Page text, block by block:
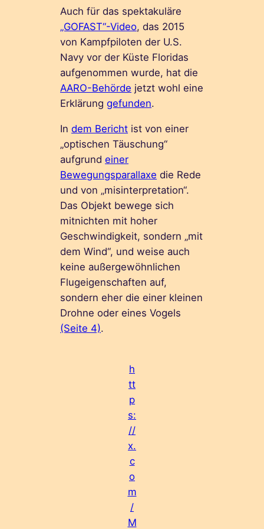
Auch für das spektakuläre
„GOFAST“-Video, das 2015
von Kampfpiloten der U.S.
Navy vor der Küste Floridas
aufgenommen wurde, hat die
AARO-Behörde jetzt wohl eine
Erklärunggefunden.
Indem Bericht ist von einer
„optischen Täuschung“
aufgrundeiner
Bewegungsparallaxe die Rede
und von „misinterpretation“.
Das Objekt bewege sich
mitnichten mit hoher
Geschwindigkeit, sondern „mit
dem Wind“, und weise auch
keine außergewöhnlichen
Flugeigenschaften auf,
sondern eher die einer kleinen
Drohne oder eines Vogels
(Seite 4).
h
tt
p
s:
//
x.
c
o
m
/
M